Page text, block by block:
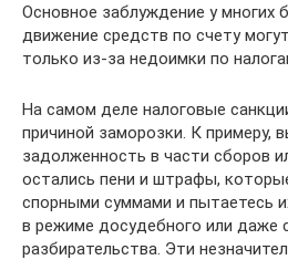
Основное заблуждение у многих
движение средств по счету
только из-за недоимки по
На самом деле налоговые
причиной заморозки. К примеру,
задолженность в части сборов
остались пени и штрафы,
спорными суммами и пытаетесь
в режиме досудебного или даже
разбирательства. Эти